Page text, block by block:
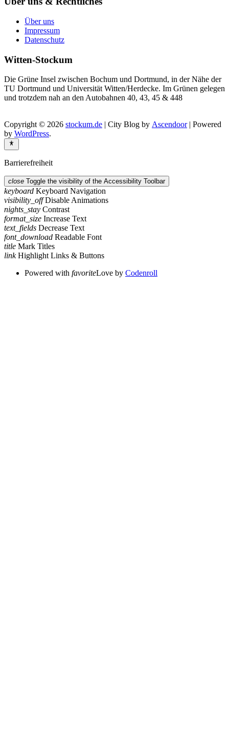
Über uns
Impressum
Datenschutz
Witten-Stockum
Die Grüne Insel zwischen Bochum und Dortmund, in der Nähe der
TU Dortmund und Universität Witten/Herdecke. Im Grünen gelegen
und trotzdem nah an den Autobahnen 40, 43, 45 & 448
Copyright © 2026 stockum.de | City Blog by Ascendoor| Powered
by WordPress.
Barrierefreiheit
close Toggle the visibility of the Accessibility Toolbar
keyboard Keyboard Navigation
visibility_off Disable Animations
nights_stay Contrast
format_size Increase Text
text_fields Decrease Text
font_download Readable Font
title Mark Titles
link Highlight Links & Buttons
Powered with favoriteLove by Codenroll